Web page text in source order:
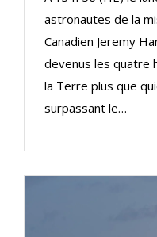
astronautes de la
Canadien Jeremy
devenus les quatre
la Terre plus que
surpassant le…